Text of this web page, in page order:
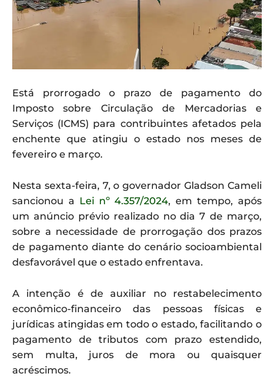
Está prorrogado o prazo de pagamento do
Imposto sobre Circulação de Mercadorias e
Serviços (ICMS) para contribuintes afetados pela
enchente que atingiu o estado nos meses de
fevereiro e março.
Nesta sexta-feira, 7, o governador Gladson Cameli
sancionou a Lei nº 4.357/2024, em tempo, após
um anúncio prévio realizado no dia 7 de março,
sobre a necessidade de prorrogação dos prazos
de pagamento diante do cenário socioambiental
desfavorável que o estado enfrentava.
A intenção é de auxiliar no restabelecimento
econômico-financeiro das pessoas físicas e
jurídicas atingidas em todo o estado, facilitando o
pagamento de tributos com prazo estendido,
sem multa, juros de mora ou quaisquer
acréscimos.